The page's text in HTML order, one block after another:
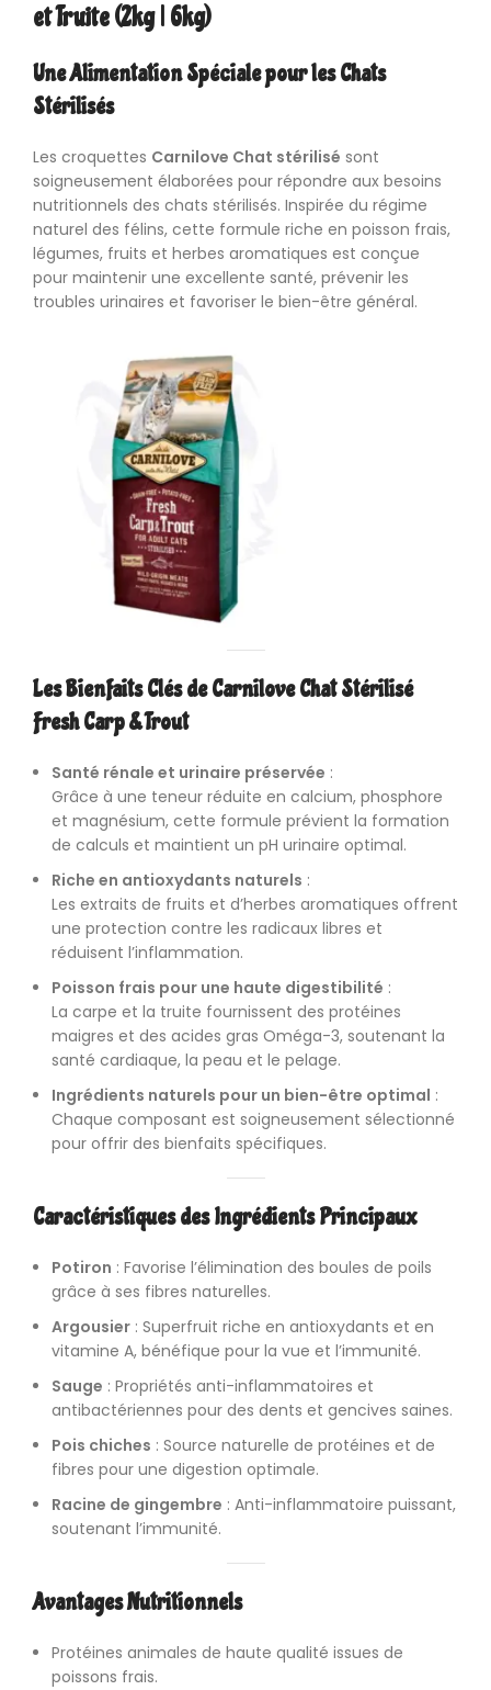
et Truite (2kg | 6kg)
Une Alimentation Spéciale pour les Chats
Stérilisés
Les croquettes Carnilove Chat stérilisé sont
soigneusement élaborées pour répondre aux besoins
nutritionnels des chats stérilisés. Inspirée du régime
naturel des félins, cette formule riche en poisson frais,
légumes, fruits et herbes aromatiques est conçue
pour maintenir une excellente santé, prévenir les
troubles urinaires et favoriser le bien-être général.
Les Bienfaits Clés de Carnilove Chat Stérilisé
Fresh Carp & Trout
Santé rénale et urinaire préservée :
Grâce à une teneur réduite en calcium, phosphore
et magnésium, cette formule prévient la formation
de calculs et maintient un pH urinaire optimal.
Riche en antioxydants naturels :
Les extraits de fruits et d’herbes aromatiques offrent
une protection contre les radicaux libres et
réduisent l’inflammation.
Poisson frais pour une haute digestibilité :
La carpe et la truite fournissent des protéines
maigres et des acides gras Oméga-3, soutenant la
santé cardiaque, la peau et le pelage.
Ingrédients naturels pour un bien-être optimal :
Chaque composant est soigneusement sélectionné
pour offrir des bienfaits spécifiques.
Caractéristiques des Ingrédients Principaux
Potiron : Favorise l’élimination des boules de poils
grâce à ses fibres naturelles.
Argousier : Superfruit riche en antioxydants et en
vitamine A, bénéfique pour la vue et l’immunité.
Sauge : Propriétés anti-inflammatoires et
antibactériennes pour des dents et gencives saines.
Pois chiches : Source naturelle de protéines et de
fibres pour une digestion optimale.
Racine de gingembre : Anti-inflammatoire puissant,
soutenant l’immunité.
Avantages Nutritionnels
Protéines animales de haute qualité issues de
poissons frais.